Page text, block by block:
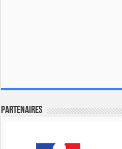
Partenaires